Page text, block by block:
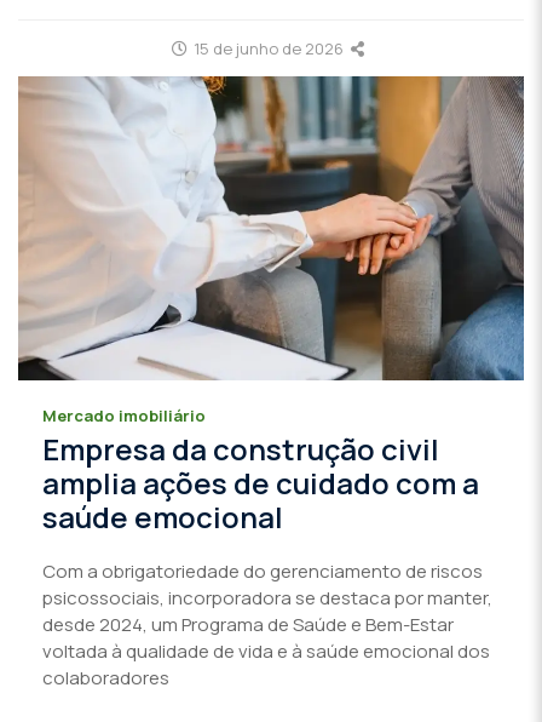
15 de junho de 2026
Mercado imobiliário
Empresa da construção civil
amplia ações de cuidado com a
saúde emocional
Com a obrigatoriedade do gerenciamento de riscos
psicossociais, incorporadora se destaca por manter,
desde 2024, um Programa de Saúde e Bem-Estar
voltada à qualidade de vida e à saúde emocional dos
colaboradores